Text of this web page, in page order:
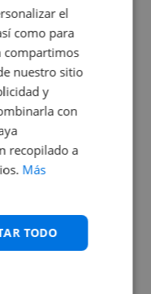
eléctricos
una
por
traseras.
una
a sus
conducción y
en caso de
de serie y
a la
el
como para
compartimos
nuestro sitio
y
con
recopilado a
Más
TODO